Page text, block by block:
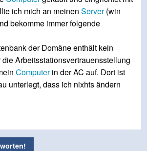
ich mich an meinen Server(win
bekomme immer folgende
der Domäne enthält kein
Arbeitsstationsvertrauensstellung
Computerin der AC auf. Dort ist
unterlegt, dass ich nixhts ändern